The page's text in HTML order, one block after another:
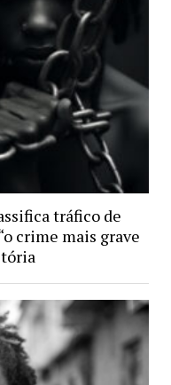
tráfico de
crime mais grave